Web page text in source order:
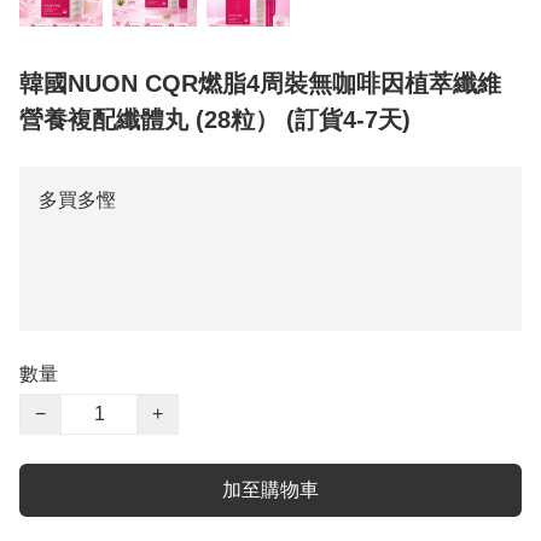
韓國NUON CQR燃脂4周裝無咖啡因植萃纖維
營養複配纖體丸 (28粒） (訂貨4-7天)
多買多慳
數量
−
+
加至購物車